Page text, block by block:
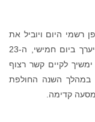
רשמי היום ויוביל את
מפגש בעלי המניות השנתי של Starbucks שייערך ביום חמישי, ה-23
לקיים קשר רצוף
במהלך השנה החולפת
קדימה.